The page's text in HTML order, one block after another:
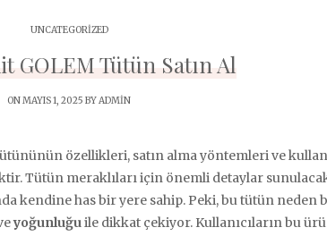
UNCATEGORIZED
GOLEM Tütün Satın Al
ON MAYIS 1, 2025 BYADMIN
özellikleri, satın alma yöntemleri ve
Tütün meraklıları için önemli detaylar
kendine has bir yere sahip. Peki, bu tütün neden
yoğunluğuile dikkat çekiyor. Kullanıcıların bu